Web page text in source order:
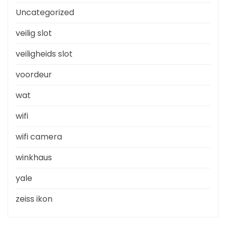
Uncategorized
veilig slot
veiligheids slot
voordeur
wat
wifi
wifi camera
winkhaus
yale
zeiss ikon